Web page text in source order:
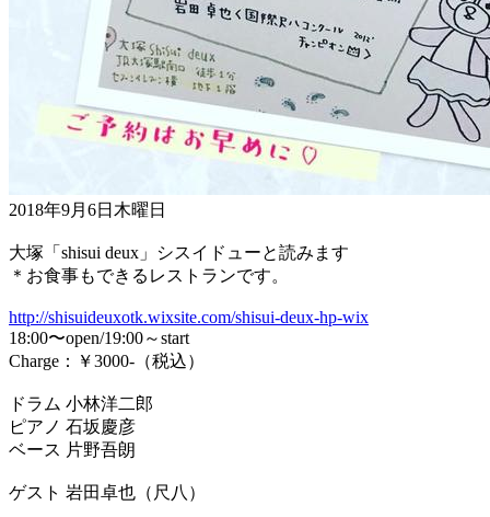
2018年9月6日木曜日
大塚「shisui deux」シスイドューと読みます
＊お食事もできるレストランです。
http://shisuideuxotk.wixsite.com/shisui-deux-hp-wix
18:00〜open/19:00～start
Charge：￥3000-（税込）
ドラム 小林洋二郎
ピアノ 石坂慶彦
ベース 片野吾朗
ゲスト 岩田卓也（尺八）